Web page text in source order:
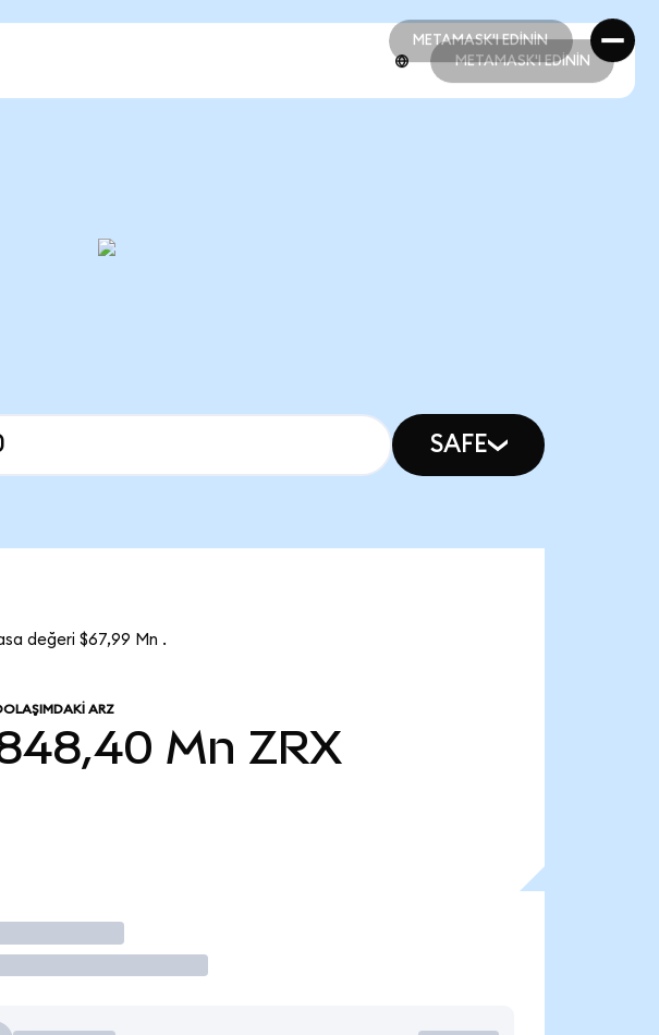
METAMASK'I EDİNİN
METAMASK'I EDİNİN
METAMASK'I EDİNİN
SAFE
değeri $67,99 Mn .
ARZ
Mn ZRX
Yap